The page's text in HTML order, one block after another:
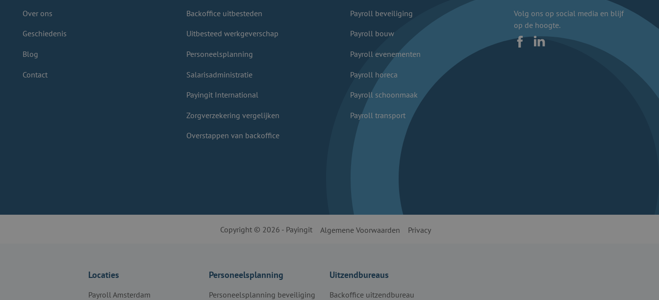
Over ons
Geschiedenis
Blog
Contact
Backoffice uitbesteden
Uitbesteed werkgeverschap
Personeelsplanning
Salarisadministratie
Payingit International
Zorgverzekering vergelijken
Overstappen van backoffice
Payroll beveiliging
Payroll bouw
Payroll evenementen
Payroll horeca
Payroll schoonmaak
Payroll transport
Volg ons op social media en blijf
op de hoogte.
FacebookLinkedIn
Copyright © 2026 - Payingit Algemene Voorwaarden Privacy
Locaties
Payroll Amsterdam
Personeelsplanning
Personeelsplanning beveiliging
Uitzendbureaus
Backoffice uitzendbureau